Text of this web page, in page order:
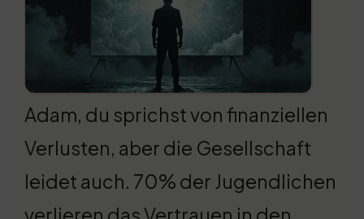
Adam, du sprichst von finanziellen
Verlusten, aber die Gesellschaft
leidet auch. 70% der Jugendlichen